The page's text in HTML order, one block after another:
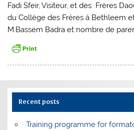
Fadi Sfeir, Visiteur, et des Frères
du Collège des Frères à Bethleem
M.Bassem Badra et nombre de
Recent posts
Training programme for